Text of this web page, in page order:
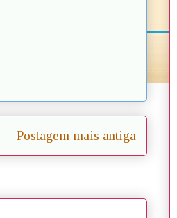
Postagem mais antiga